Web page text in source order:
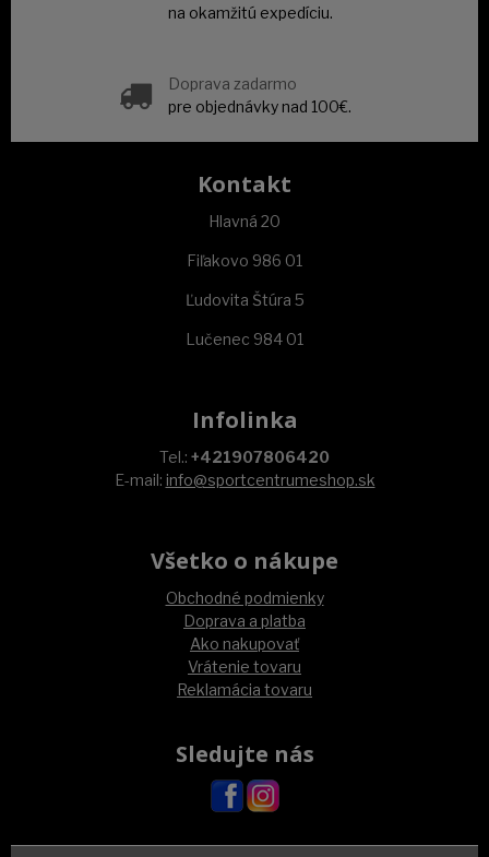
na okamžitú expedíciu.
Doprava zadarmo
pre objednávky nad 100€.
Kontakt
Hlavná 20
Fiľakovo 986 01
Ľudovita Štúra 5
Lučenec 984 01
Infolinka
Tel.: +421907806420
E-mail: info@sportcentrumeshop.sk
Všetko o nákupe
Obchodné podmienky
Doprava a platba
Ako nakupovať
Vrátenie tovaru
Reklamácia tovaru
Sledujte nás